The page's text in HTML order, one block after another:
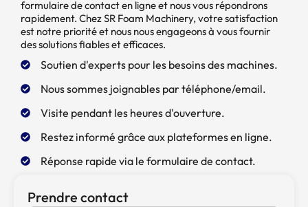
formulaire de contact en ligne et nous vous répondrons
rapidement. Chez SR Foam Machinery, votre satisfaction
est notre priorité et nous nous engageons à vous fournir
des solutions fiables et efficaces.
Soutien d'experts pour les besoins des machines.
Nous sommes joignables par téléphone/email.
Visite pendant les heures d'ouverture.
Restez informé grâce aux plateformes en ligne.
Réponse rapide via le formulaire de contact.
Prendre contact